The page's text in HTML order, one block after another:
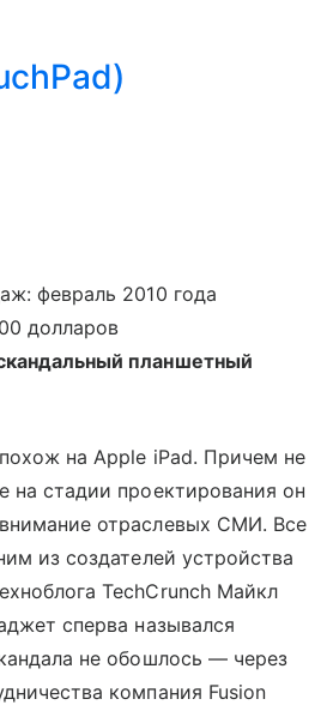
февраль 2010 года
долларов
планшетный
на Apple iPad. Причем не
на стадии проектирования он
отраслевых СМИ. Все
из создателей устройства
TechCrunch Майкл
сперва назывался
не обошлось — через
компания Fusion